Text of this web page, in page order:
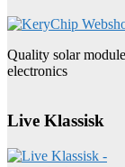
Quality solar
electronics
Live Klassisk